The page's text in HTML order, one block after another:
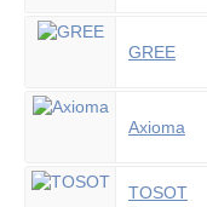
GREE
Axioma
TOSOT